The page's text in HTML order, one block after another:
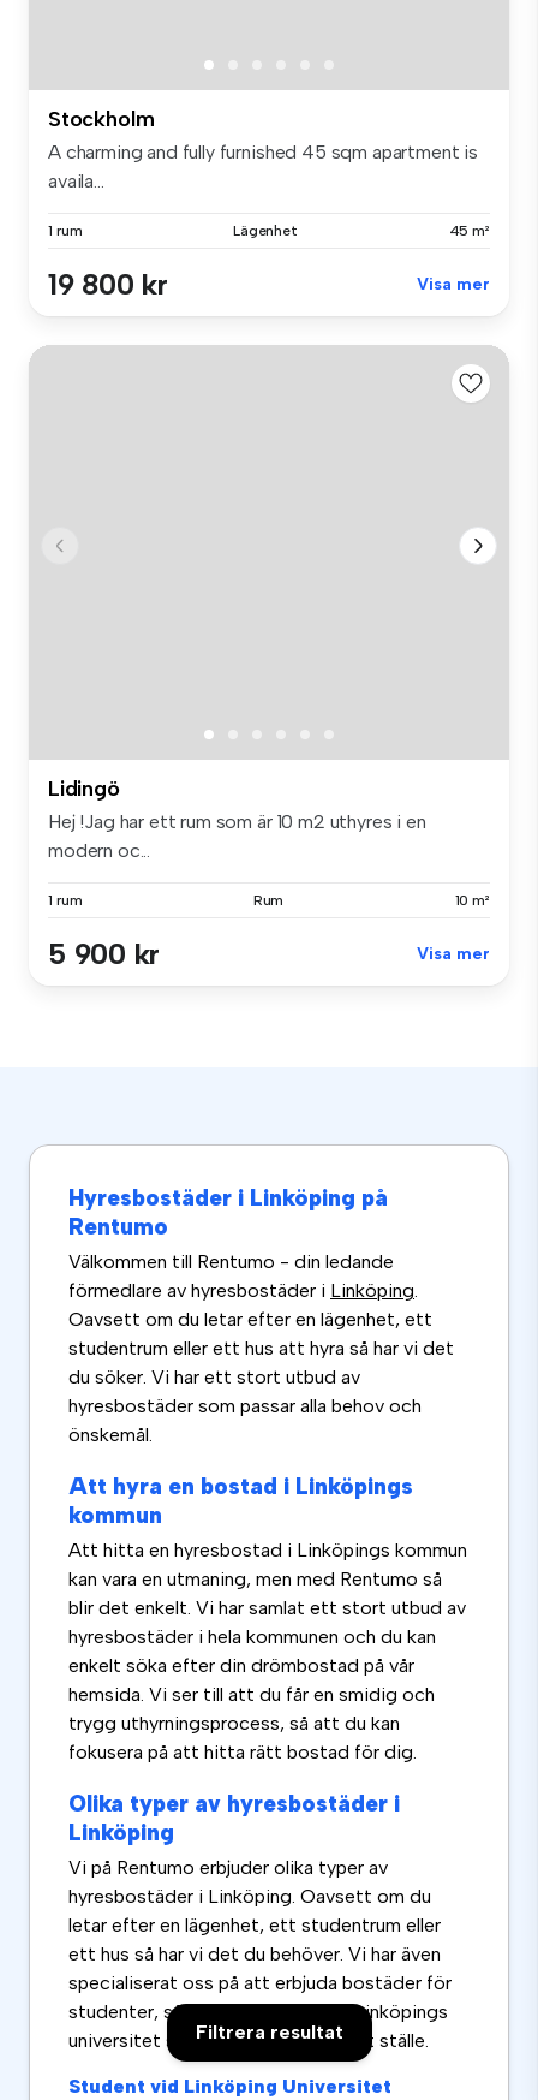
Filtrera resultat
Stockholm
A charming and fully furnished 45 sqm apartment is
availa...
1 rum Lägenhet 45 m²
19 800 kr Visa mer
Lidingö
Hej !Jag har ett rum som är 10 m2 uthyres i en
modern oc...
1 rum Rum 10 m²
5 900 kr Visa mer
Hyresbostäder i Linköping på
Rentumo
Välkommen till Rentumo - din ledande
förmedlare av hyresbostäder i Linköping.
Oavsett om du letar efter en lägenhet, ett
studentrum eller ett hus att hyra så har vi det
du söker. Vi har ett stort utbud av
hyresbostäder som passar alla behov och
önskemål.
Att hyra en bostad i Linköpings
kommun
Att hitta en hyresbostad i Linköpings kommun
kan vara en utmaning, men med Rentumo så
blir det enkelt. Vi har samlat ett stort utbud av
hyresbostäder i hela kommunen och du kan
enkelt söka efter din drömbostad på vår
hemsida. Vi ser till att du får en smidig och
trygg uthyrningsprocess, så att du kan
fokusera på att hitta rätt bostad för dig.
Olika typer av hyresbostäder i
Linköping
Vi på Rentumo erbjuder olika typer av
hyresbostäder i Linköping. Oavsett om du
letar efter en lägenhet, ett studentrum eller
ett hus så har vi det du behöver. Vi har även
specialiserat oss på att erbjuda bostäder för
studenter, så om du studerar vid Linköpings
universitet så har du kommit till rätt ställe.
Student vid Linköping Universitet